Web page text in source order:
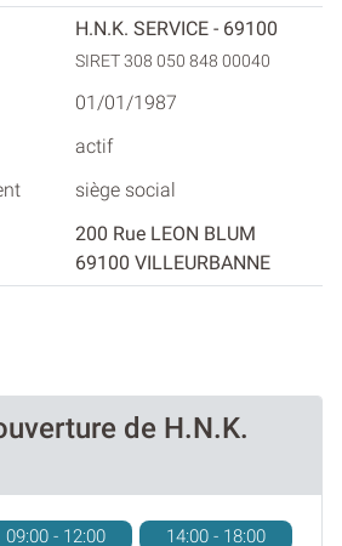
H.N.K. SERVICE - 69100
SIRET 308 050 848 00040
01/01/1987
actif
siège social
200 Rue LEON BLUM
69100 VILLEURBANNE
de H.N.K.
09:00 - 12:00
14:00 - 18:00